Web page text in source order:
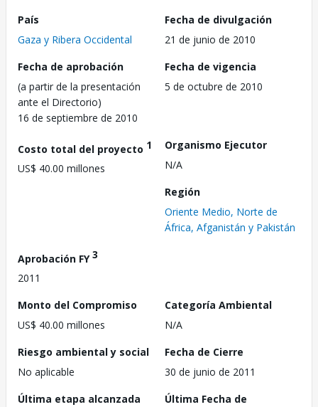
País
Gaza y Ribera Occidental
Fecha de divulgación
21 de junio de 2010
Fecha de aprobación
(a partir de la presentación
ante el Directorio)
16 de septiembre de 2010
Fecha de vigencia
5 de octubre de 2010
Costo total del proyecto 1
US$ 40.00 millones
Organismo Ejecutor
N/A
Región
Oriente Medio, Norte de
África, Afganistán y Pakistán
Aprobación FY3
2011
Monto del Compromiso
US$ 40.00 millones
Categoría Ambiental
N/A
Riesgo ambiental y social
No aplicable
Fecha de Cierre
30 de junio de 2011
Última etapa alcanzada
Última Fecha de